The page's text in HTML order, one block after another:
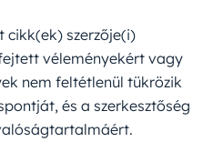
cikk(ek) szerzője(i)
véleményekért vagy
nem feltétlenül tükrözik
és a szerkesztőség